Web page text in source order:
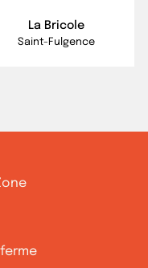
La Bricole
Saint-Fulgence